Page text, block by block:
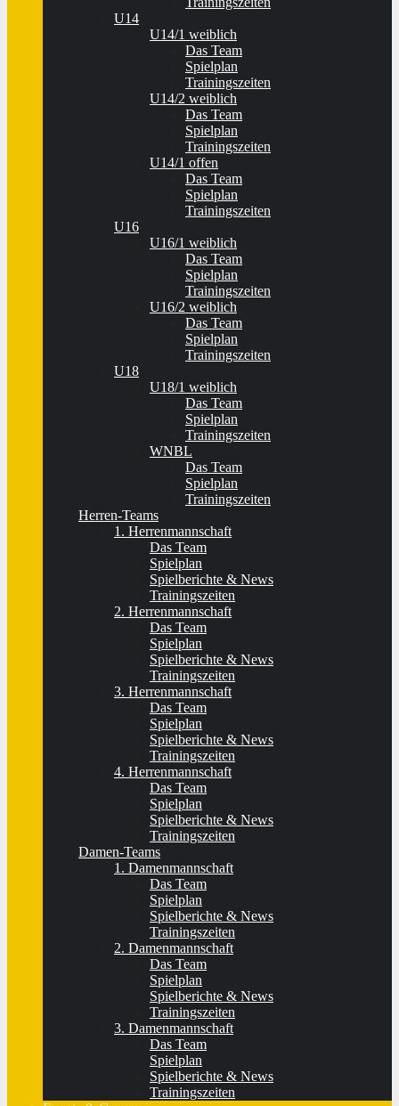
U14
U14/1 weiblich
Das Team
Spielplan
Trainingszeiten
U14/2 weiblich
Das Team
Spielplan
Trainingszeiten
U14/1 offen
Das Team
Spielplan
Trainingszeiten
U16
U16/1 weiblich
Das Team
Spielplan
Trainingszeiten
U16/2 weiblich
Das Team
Spielplan
Trainingszeiten
U18
U18/1 weiblich
Das Team
Spielplan
Trainingszeiten
WNBL
Das Team
Spielplan
Trainingszeiten
Herren-Teams
1. Herrenmannschaft
Das Team
Spielplan
Spielberichte & News
Trainingszeiten
2. Herrenmannschaft
Das Team
Spielplan
Spielberichte & News
Trainingszeiten
3. Herrenmannschaft
Das Team
Spielplan
Spielberichte & News
Trainingszeiten
4. Herrenmannschaft
Das Team
Spielplan
Spielberichte & News
Trainingszeiten
Damen-Teams
1. Damenmannschaft
Das Team
Spielplan
Spielberichte & News
Trainingszeiten
2. Damenmannschaft
Das Team
Spielplan
Spielberichte & News
Trainingszeiten
3. Damenmannschaft
Das Team
Spielplan
Spielberichte & News
Trainingszeiten